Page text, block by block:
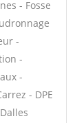
- Fosse
-
-
-
- DPE